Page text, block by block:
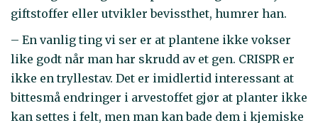
giftstoffer eller utvikler bevissthet, humrer han.
– En vanlig ting vi ser er at plantene ikke vokser
like godt når man har skrudd av et gen. CRISPR er
ikke en tryllestav. Det er imidlertid interessant at
bittesmå endringer i arvestoffet gjør at planter ikke
kan settes i felt, men man kan bade dem i kjemiske